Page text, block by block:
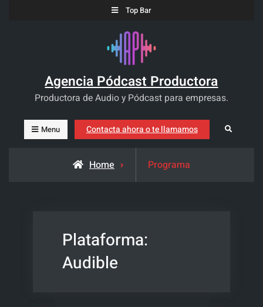
Top Bar
Agencia Pódcast Productora
Productora de Audio y Pódcast para empresas.
Menu Search
Contacta ahora o te llamamos
Home Programa
Plataforma:
Audible